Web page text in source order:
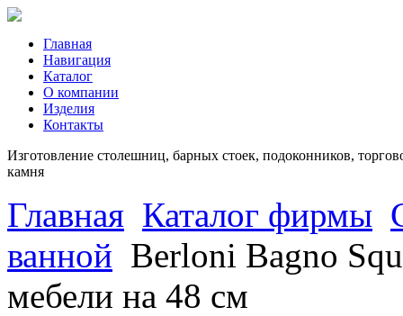
Главная
Навигация
Каталог
О компании
Изделия
Контакты
Изготовление столешниц, барных стоек, подоконников,
камня
Главная Каталог фирмы
ванной Berloni Bagno
мебели на 48 см